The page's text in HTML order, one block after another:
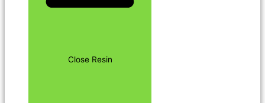
Close Resin